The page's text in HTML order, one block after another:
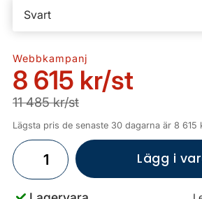
Webbkampanj
8 615 kr/st
11 485 kr/st
Lägsta pris de senaste 30 dagarna är 8 615
Lägg i